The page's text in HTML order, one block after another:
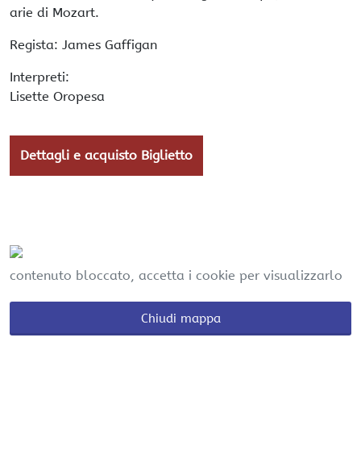
arie di Mozart.
Regista: James Gaffigan
Interpreti:
Lisette Oropesa
Dettagli e acquisto Biglietto
contenuto bloccato, accetta i cookie per visualizzarlo
Chiudi mappa